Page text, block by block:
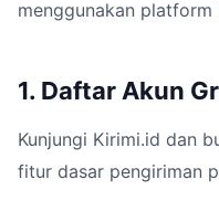
menggunakan platform
1. Daftar Akun
Kunjungi Kirimi.id dan
fitur dasar pengiriman